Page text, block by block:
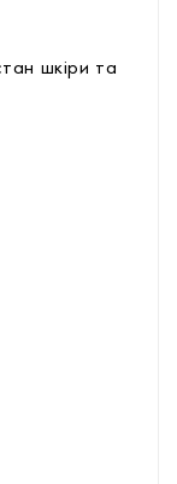
шкіри та